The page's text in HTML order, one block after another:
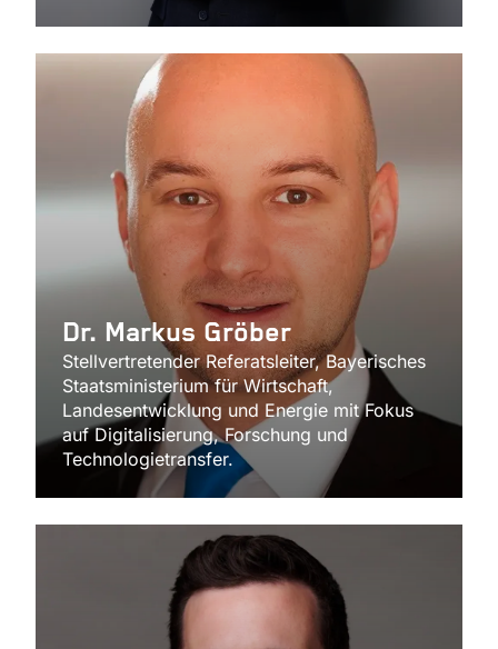
Dr. Markus Gröber
Stellvertretender Referatsleiter, Bayerisches
Staatsministerium für Wirtschaft,
Landesentwicklung und Energie mit Fokus
auf Digitalisierung, Forschung und
Technologietransfer.